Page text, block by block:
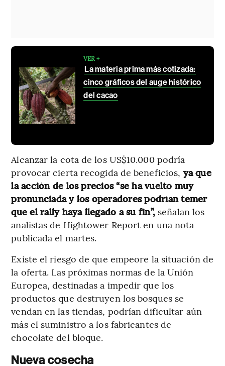
VER +
La materia prima más cotizada:
cinco gráficos del auge histórico
del cacao
Alcanzar la cota de los US$10.000 podría
provocar cierta recogida de beneficios, ya que
la acción de los precios “se ha vuelto muy
pronunciada y los operadores podrían temer
que el rally haya llegado a su fin”, señalan los
analistas de Hightower Report en una nota
publicada el martes.
Existe el riesgo de que empeore la situación de
la oferta. Las próximas normas de la Unión
Europea, destinadas a impedir que los
productos que destruyen los bosques se
vendan en las tiendas, podrían dificultar aún
más el suministro a los fabricantes de
chocolate del bloque.
Nueva cosecha